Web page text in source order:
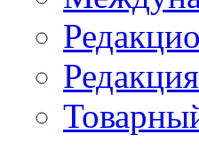
Редакция